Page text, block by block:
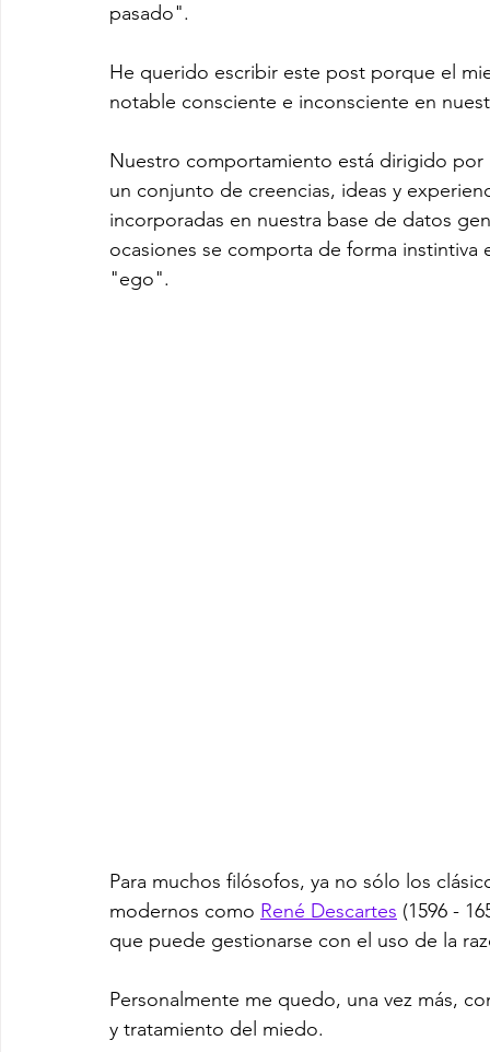
pasado".
He querido escribir este post porque el
notable consciente e inconsciente en
Nuestro comportamiento está dirigido
un conjunto de creencias, ideas y
incorporadas en nuestra base de datos
ocasiones se comporta de forma
"ego".
Para muchos filósofos, ya no sólo los
modernos como René Descartes (1596 -
que puede gestionarse con el uso de la
Personalmente me quedo, una vez más,
y tratamiento del miedo.